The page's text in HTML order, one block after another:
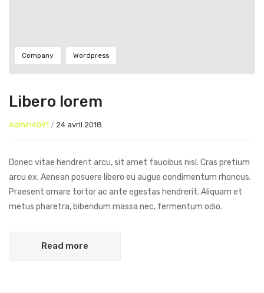
Company Wordpress
Libero lorem
Admin4091 / 24 avril 2018
Donec vitae hendrerit arcu, sit amet faucibus nisl. Cras pretium
arcu ex. Aenean posuere libero eu augue condimentum rhoncus.
Praesent ornare tortor ac ante egestas hendrerit. Aliquam et
metus pharetra, bibendum massa nec, fermentum odio.
Read more